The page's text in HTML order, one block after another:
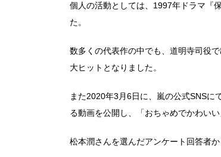
個人の活動としては、1997年ドラマ
た。
数多くの代表作の中でも、道明寺司役
大ヒットとなりました。
また2020年3月6日に、嵐の公式SNSに
る動画を公開し、「おちゃめでかわい
松本潤さんを選んだアンケート回答者